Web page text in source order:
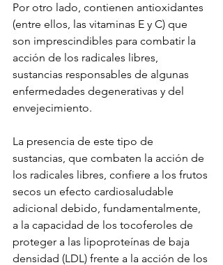
Por otro lado, contienen antioxidantes
(entre ellos, las vitaminas E y C) que
son imprescindibles para combatir la
acción de los radicales libres,
sustancias responsables de algunas
enfermedades degenerativas y del
envejecimiento.
La presencia de este tipo de
sustancias, que combaten la acción de
los radicales libres, confiere a los frutos
secos un efecto cardiosaludable
adicional debido, fundamentalmente,
a la capacidad de los tocoferoles de
proteger a las lipoproteínas de baja
densidad (LDL) frente a la acción de los